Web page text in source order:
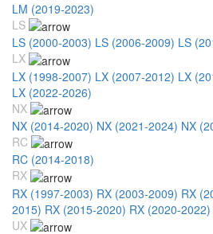
LM (2019-2023)
LS
LS (2000-2003) LS (2006-2009) LS
LX
LX (1998-2007) LX (2007-2012) LX
LX (2022-2026)
NX
NX (2014-2020) NX (2021-2024) NX
RC
RC (2014-2018)
RX
RX (1997-2003) RX (2003-2009) RX
2015) RX (2015-2020) RX (2020-2022)
UX